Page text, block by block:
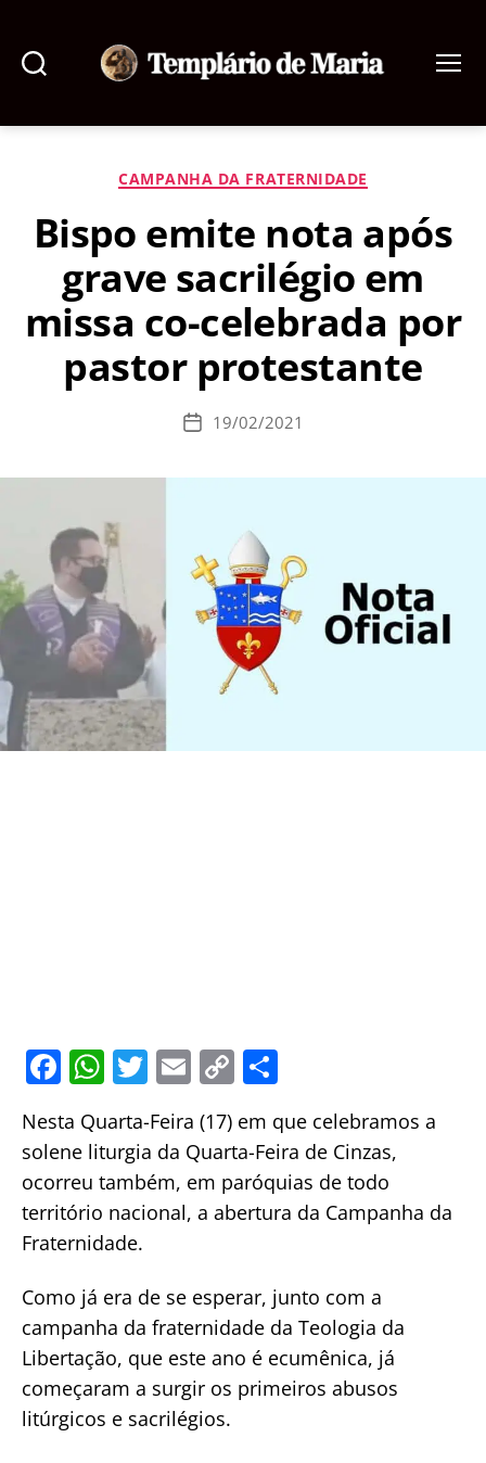
de
Categorias
CAMPANHA DA FRATERNIDADE
Bispo emite nota após
grave sacrilégio em
missa co-celebrada por
pastor protestante
Data19/02/2021
F
c
e
b
o
k
W
at
s
A
p
T
w
itt
er
E
ai
l
C
p
y
Li
ar
e
Nesta Quarta-Feira (17) em que celebramos a
solene liturgia da Quarta-Feira de Cinzas,
ocorreu também, em paróquias de todo
território nacional, a abertura da Campanha da
Fraternidade.
Como já era de se esperar, junto com a
campanha da fraternidade da Teologia da
Libertação, que este ano é ecumênica, já
começaram a surgir os primeiros abusos
litúrgicos e sacrilégios.